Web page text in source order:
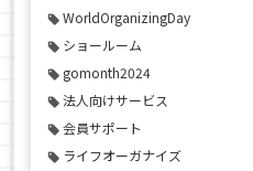
WorldOrganizingDay
ショールーム
gomonth2024
法人向けサービス
会員サポート
ライフオーガナイズ